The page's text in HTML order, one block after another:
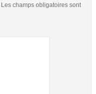
Les champs obligatoires sont